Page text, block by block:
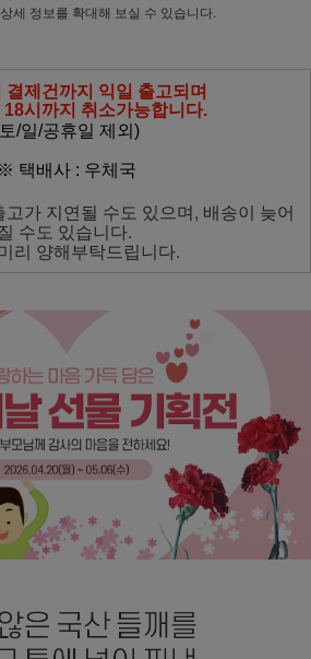
상세 정보를 확대해 보실 수 있습니다.
결제건까지 익일 출고되며
18시까지 취소가능합니다.
/일/공휴일 제외)
※ 택배사 : 우체국
가 지연될 수도 있으며, 배송이 늦어
질 수도 있습니다.
리 양해부탁드립니다.